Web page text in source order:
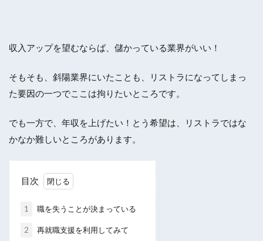
収入アップを望むならば、儲かっている業界がいい！
そもそも、斜陽業界にいたことも、リストラになってしまっ
た要因の一つでここは拘りたいところです。
でも一方で、年収を上げたい！とう希望は、リストラではな
かなか難しいところがあります。
目次
1 職を失うことが決まっている
2 再就職支援を利用してみて